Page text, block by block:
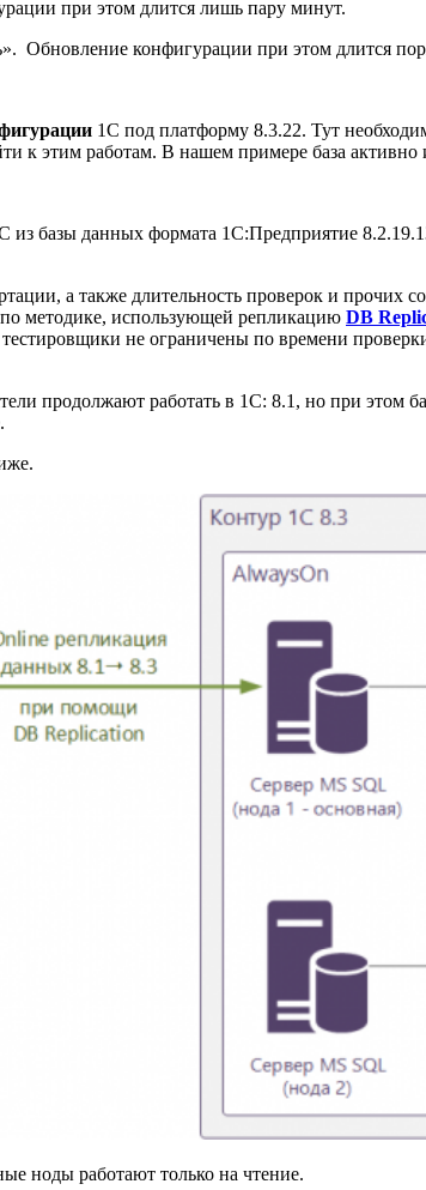
при этом длится лишь пару минут.
Обновление конфигурации при этом длится
1С под платформу 8.3.22. Тут
к этим работам. В нашем примере база активно
из базы данных формата 1С:Предприятие
а также длительность проверок и
по методике, использующей репликацию DB
не ограничены по времени
продолжают работать в 1С: 8.1, но при этом
ноды работают только на чтение.